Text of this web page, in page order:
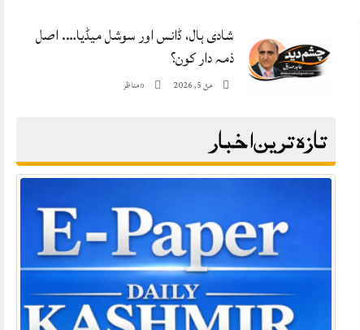
شادی ہال، ڈانس اور سوشل میڈیا…. اصل
ذمہ دار کون؟
مئ 5, 2026 0مناظر
تازہ ترین اخبار